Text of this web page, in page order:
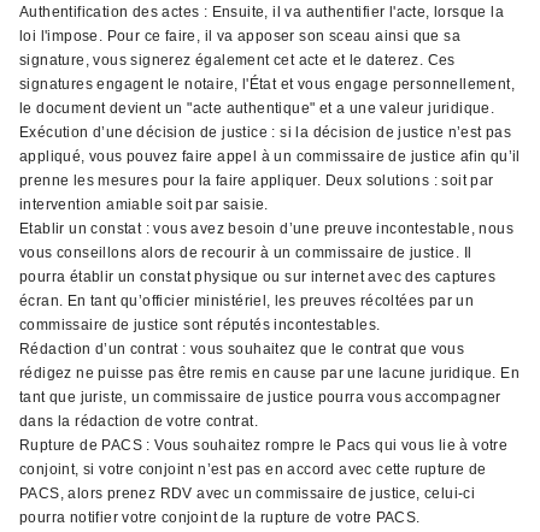
Authentification des actes : Ensuite, il va authentifier l'acte, lorsque la
loi l'impose. Pour ce faire, il va apposer son sceau ainsi que sa
signature, vous signerez également cet acte et le daterez. Ces
signatures engagent le notaire, l'État et vous engage personnellement,
le document devient un "acte authentique" et a une valeur juridique.
Exécution d’une décision de justice : si la décision de justice n’est pas
appliqué, vous pouvez faire appel à un commissaire de justice afin qu’il
prenne les mesures pour la faire appliquer. Deux solutions : soit par
intervention amiable soit par saisie.
Etablir un constat : vous avez besoin d’une preuve incontestable, nous
vous conseillons alors de recourir à un commissaire de justice. Il
pourra établir un constat physique ou sur internet avec des captures
écran. En tant qu’officier ministériel, les preuves récoltées par un
commissaire de justice sont réputés incontestables.
Rédaction d’un contrat : vous souhaitez que le contrat que vous
rédigez ne puisse pas être remis en cause par une lacune juridique. En
tant que juriste, un commissaire de justice pourra vous accompagner
dans la rédaction de votre contrat.
Rupture de PACS : Vous souhaitez rompre le Pacs qui vous lie à votre
conjoint, si votre conjoint n’est pas en accord avec cette rupture de
PACS, alors prenez RDV avec un commissaire de justice, celui-ci
pourra notifier votre conjoint de la rupture de votre PACS.